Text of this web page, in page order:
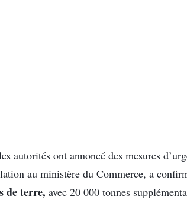
autorités ont annoncé des mesures
au ministère du Commerce, a
de terre, avec 20 000 tonnes